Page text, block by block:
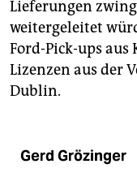
Lieferungen
weitergeleitet
Ford-Pick-ups
Lizenzen aus der
Dublin.
Gerd Grözinger